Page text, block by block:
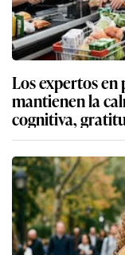
Los expertos en
mantienen la
cognitiva,